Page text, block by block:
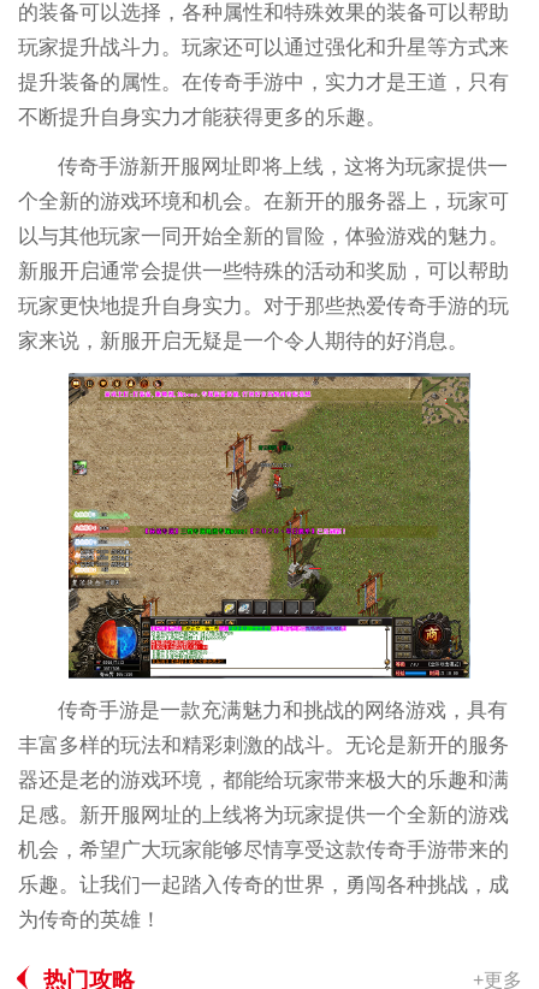
的装备可以选择，各种属性和特殊效果的装备可以帮助
玩家提升战斗力。玩家还可以通过强化和升星等方式来
提升装备的属性。在传奇手游中，实力才是王道，只有
不断提升自身实力才能获得更多的乐趣。
传奇手游新开服网址即将上线，这将为玩家提供一
个全新的游戏环境和机会。在新开的服务器上，玩家可
以与其他玩家一同开始全新的冒险，体验游戏的魅力。
新服开启通常会提供一些特殊的活动和奖励，可以帮助
玩家更快地提升自身实力。对于那些热爱传奇手游的玩
家来说，新服开启无疑是一个令人期待的好消息。
传奇手游是一款充满魅力和挑战的网络游戏，具有
丰富多样的玩法和精彩刺激的战斗。无论是新开的服务
器还是老的游戏环境，都能给玩家带来极大的乐趣和满
足感。新开服网址的上线将为玩家提供一个全新的游戏
机会，希望广大玩家能够尽情享受这款传奇手游带来的
乐趣。让我们一起踏入传奇的世界，勇闯各种挑战，成
为传奇的英雄！
热门攻略 +更多